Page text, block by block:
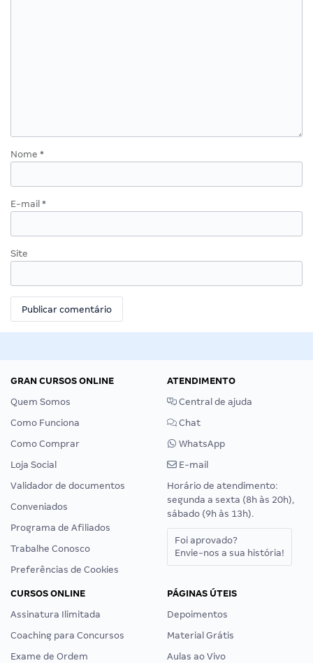
Nome *
E-mail *
Site
GRAN CURSOS ONLINE
Quem Somos
Como Funciona
Como Comprar
Loja Social
Validador de documentos
Conveniados
Programa de Afiliados
Trabalhe Conosco
Preferências de Cookies
ATENDIMENTO
Central de ajuda
Chat
WhatsApp
E-mail
Horário de atendimento:
segunda a sexta (8h às 20h),
sábado (9h às 13h).
Foi aprovado?
Envie-nos a sua história!
CURSOS ONLINE
Assinatura Ilimitada
Coaching para Concursos
Exame de Ordem
PÁGINAS ÚTEIS
Depoimentos
Material Grátis
Aulas ao Vivo